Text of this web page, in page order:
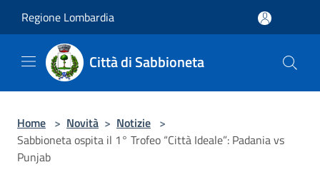
Regione Lombardia
Città di Sabbioneta
Home > Novità > Notizie >
Sabbioneta ospita il 1° Trofeo “Città Ideale”: Padania vs
Punjab